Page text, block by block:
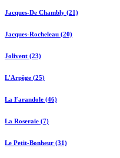
Jacques-De Chambly (21)
Jacques-Rocheleau (20)
Jolivent (23)
L'Arpège (25)
La Farandole (46)
La Roseraie (7)
Le Petit-Bonheur (31)